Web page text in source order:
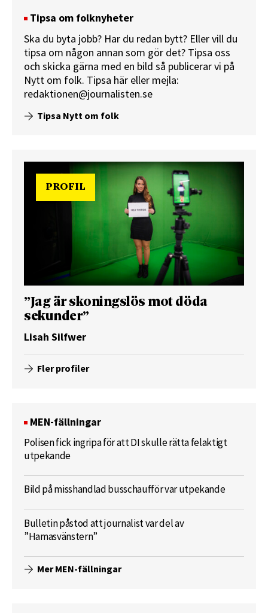
Tipsa om folknyheter
Ska du byta jobb? Har du redan bytt? Eller vill du
tipsa om någon annan som gör det? Tipsa oss
och skicka gärna med en bild så publicerar vi på
Nytt om folk. Tipsa här eller mejla:
redaktionen@journalisten.se
Tipsa Nytt om folk
PROFIL
”Jag är skoningslös mot döda
sekunder”
Lisah Silfwer
Fler profiler
MEN-fällningar
Polisen fick ingripa för att DI skulle rätta felaktigt
utpekande
Bild på misshandlad busschaufför var utpekande
Bulletin påstod att journalist var del av
”Hamasvänstern”
Mer MEN-fällningar